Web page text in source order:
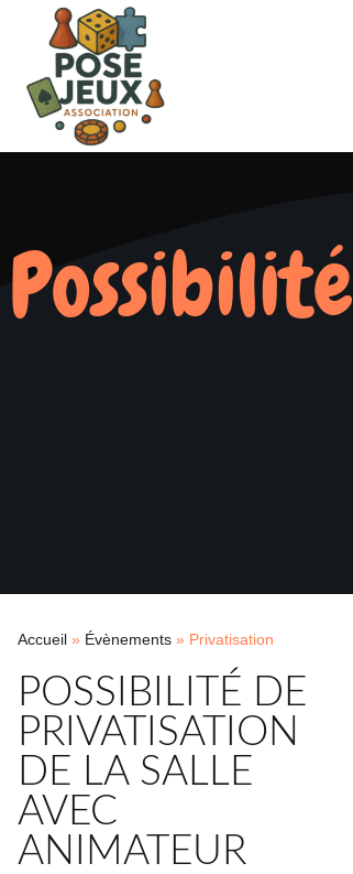
Accueil » Évènements » Privatisation
POSSIBILITÉ DE
PRIVATISATION
DE LA SALLE
AVEC
ANIMATEUR